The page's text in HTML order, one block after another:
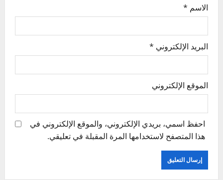
الاسم *
البريد الإلكتروني *
الموقع الإلكتروني
احفظ اسمي، بريدي الإلكتروني، والموقع الإلكتروني في
هذا المتصفح لاستخدامها المرة المقبلة في تعليقي.